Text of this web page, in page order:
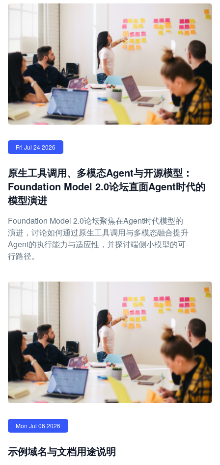
Fri Jul 24 2026
原生工具调用、多模态Agent与开源模型：
Foundation Model 2.0论坛直面Agent时代的
模型演进
Foundation Model 2.0论坛聚焦在Agent时代模型的
演进，讨论如何通过原生工具调用与多模态融合提升
Agent的执行能力与适应性，并探讨端侧小模型的可
行路径。
Mon Jul 06 2026
示例域名与文档用途说明